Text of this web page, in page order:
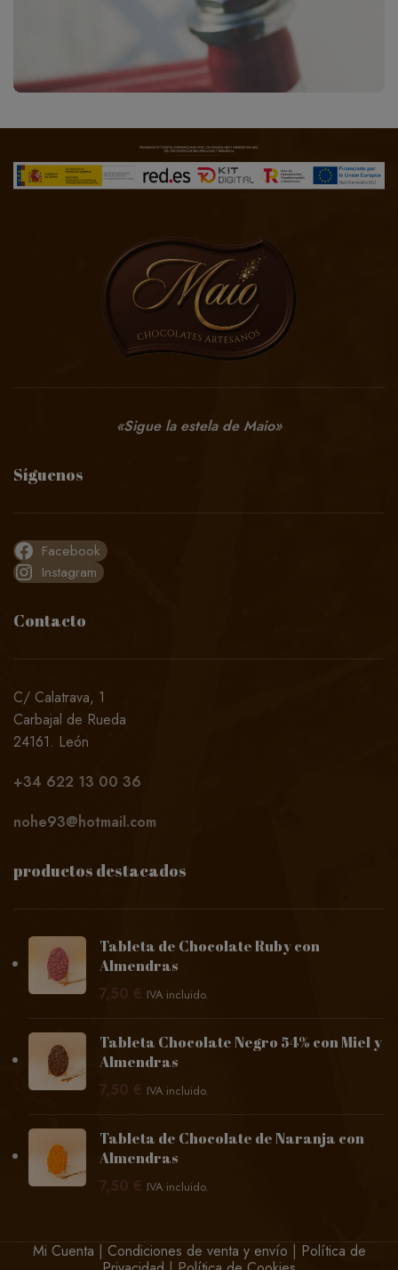
«Sigue la estela de Maio»
Síguenos
Facebook
Instagram
Contacto
C/ Calatrava, 1
Carbajal de Rueda
24161. León
+34 622 13 00 36
nohe93@hotmail.com
productos destacados
Tableta de Chocolate Ruby con
Almendras
7,50 IVA incluido.
Tableta Chocolate Negro 54% con Miel y
Almendras
7,50 IVA incluido.
Tableta de Chocolate de Naranja con
Almendras
IVA incluido.
Mi Cuenta | Condiciones de venta y envío | Política de